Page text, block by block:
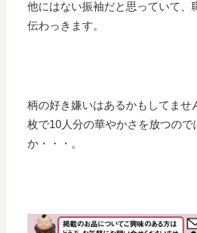
他にはない振袖だと思っていて、
伝わっきます。
柄の好き嫌いはあるかもしてませ
枚で10人分の華やかさを放つので
か・・・。